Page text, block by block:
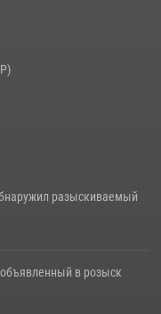
встречу с
разыскиваемый
в розыск